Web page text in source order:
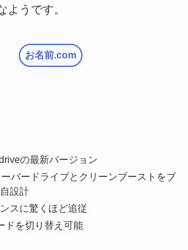
ようです。
お名前.com
の最新バージョン
バードライブとクリーンブーストをブ
設計
スに驚くほど追従
ドを切り替え可能